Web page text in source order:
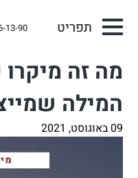
תפריט 13-90
מה זה מיקרו
המילה
09 באוגוסט, 2021